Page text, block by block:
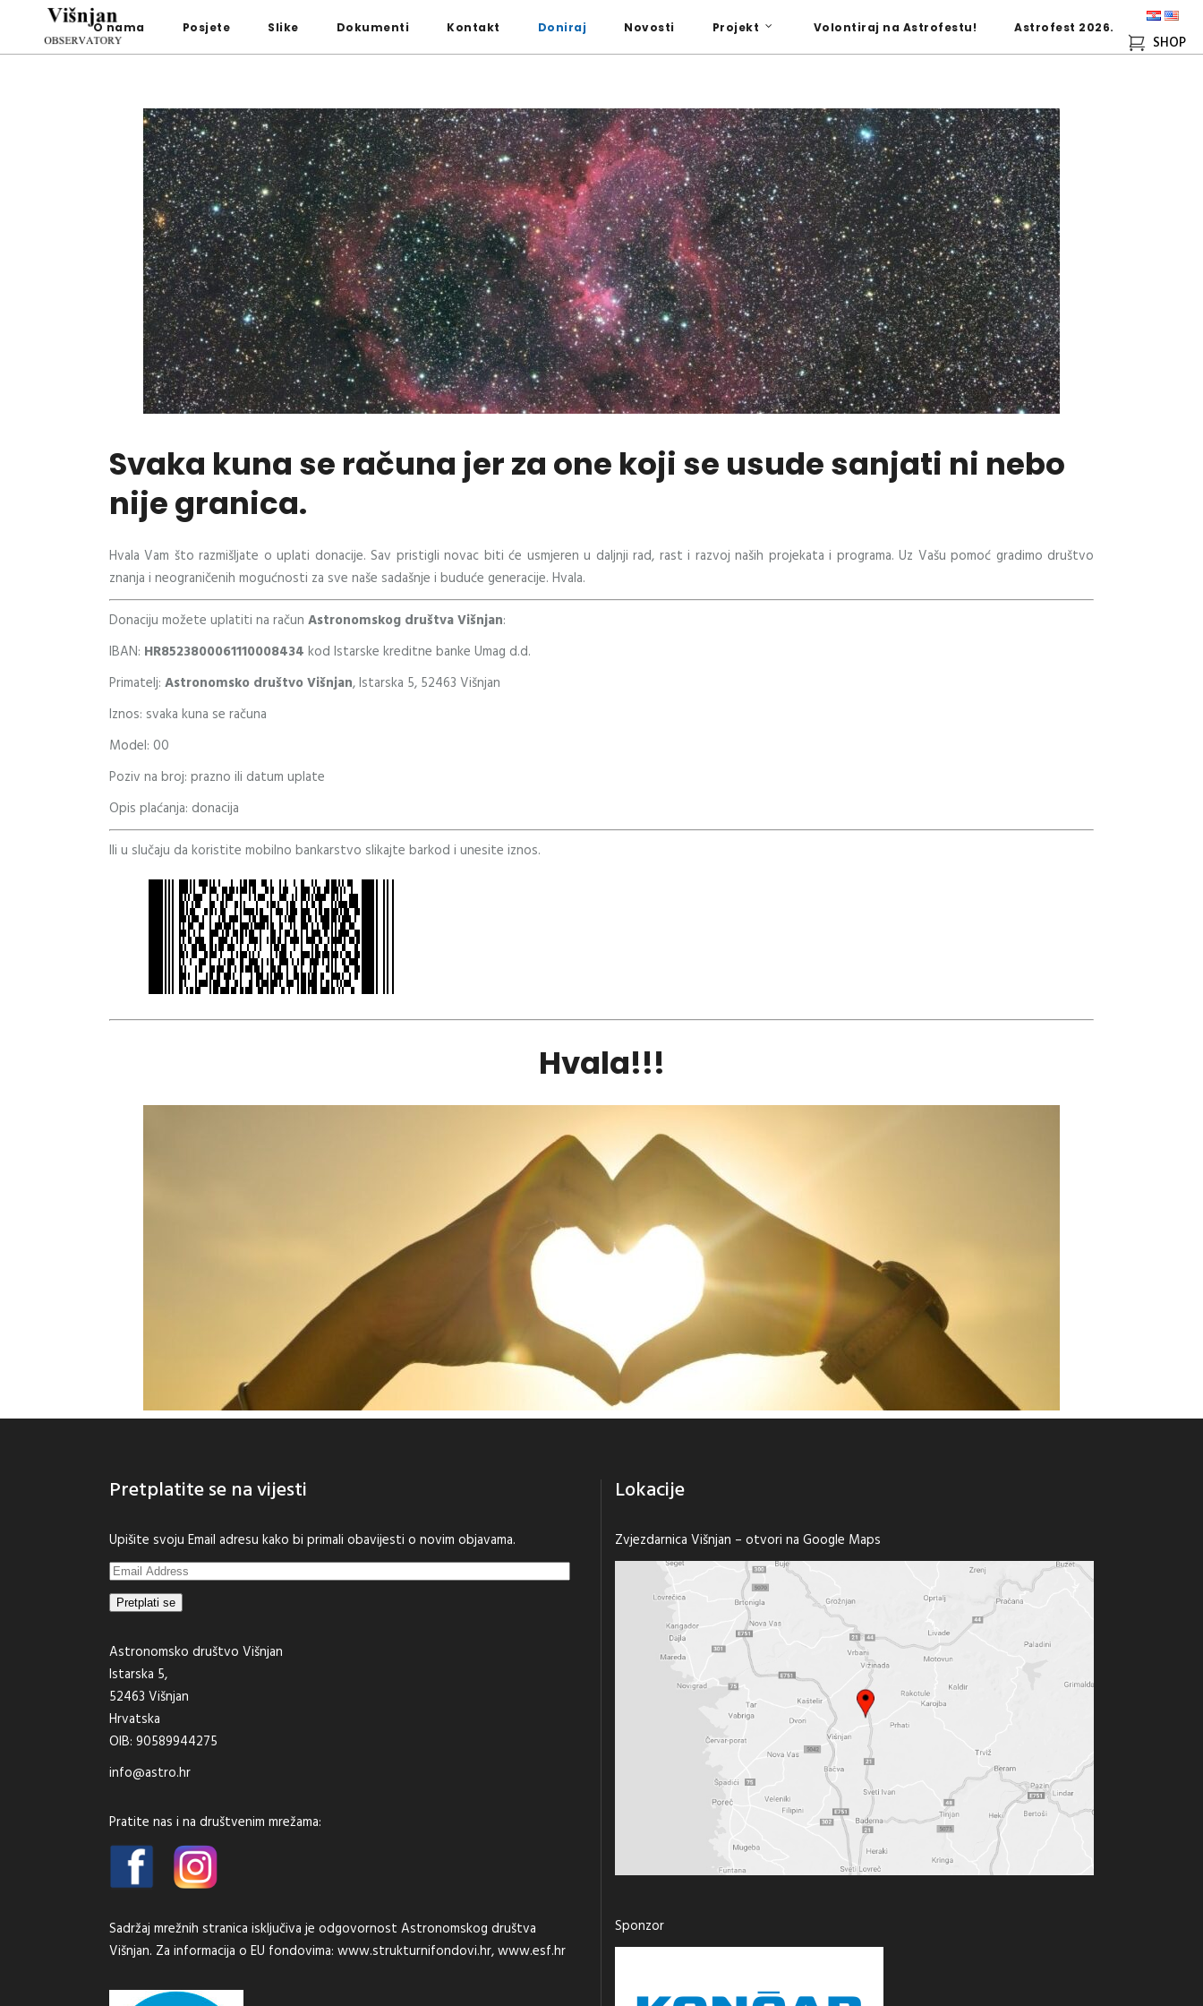
O nama Posjete Slike Dokumenti Kontakt Doniraj Novosti Projekt Volontiraj na Astrofestu! Astrofest 2026.
Svaka kuna se računa jer za one koji se usude sanjati ni nebo
nije granica.
Hvala Vam što razmišljate o uplati donacije. Sav pristigli novac biti će usmjeren u daljnji rad, rast i razvoj naših projekata i programa. Uz Vašu pomoć gradimo društvo
znanja i neograničenih mogućnosti za sve naše sadašnje i buduće generacije. Hvala.
Donaciju možete uplatiti na račun Astronomskog društva Višnjan:
IBAN: HR8523800061110008434 kod Istarske kreditne banke Umag d.d.
Primatelj: Astronomsko društvo Višnjan, Istarska 5, 52463 Višnjan
Iznos: svaka kuna se računa
Model: 00
Poziv na broj: prazno ili datum uplate
Opis plaćanja: donacija
Ili u slučaju da koristite mobilno bankarstvo slikajte barkod i unesite iznos.
Hvala!!!
Pretplatite se na vijesti
Upišite svoju Email adresu kako bi primali obavijesti o novim objavama.
Email
Address
Pretplati se
Astronomsko društvo Višnjan
Istarska 5,
52463 Višnjan
Hrvatska
OIB: 90589944275
info@astro.hr
Pratite nas i na društvenim mrežama:
Sadržaj mrežnih stranica isključiva je odgovornost Astronomskog društva
Višnjan. Za informacija o EU fondovima: www.strukturnifondovi.hr,www.esf.hr
Lokacije
Zvjezdarnica Višnjan – otvori na Google Maps
Sponzor
SHOP